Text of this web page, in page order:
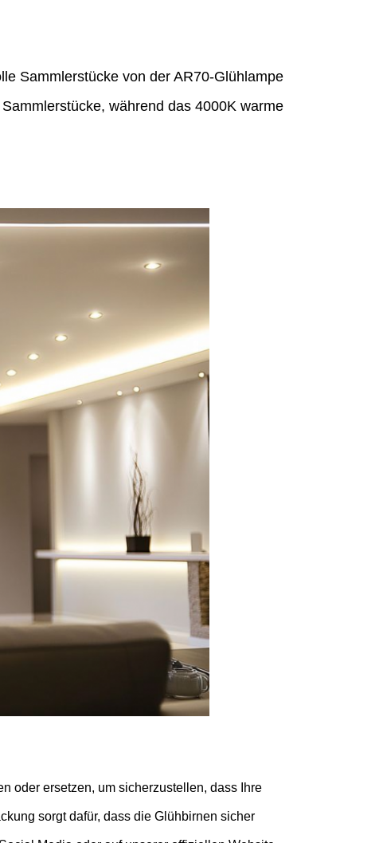
Sammlerstücke von der AR70-Glühlampe
während das 4000K warme
oder ersetzen, um sicherzustellen, dass Ihre
sorgt dafür, dass die Glühbirnen sicher